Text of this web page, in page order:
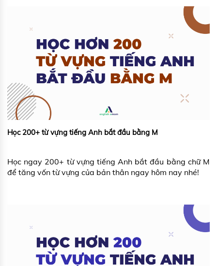
Học 200+ từ vựng tiếng Anh bắt đầu bằng M
Học ngay 200+ từ vựng tiếng Anh bắt đầu bằng chữ M
để tăng vốn từ vựng của bản thân ngay hôm nay nhé!